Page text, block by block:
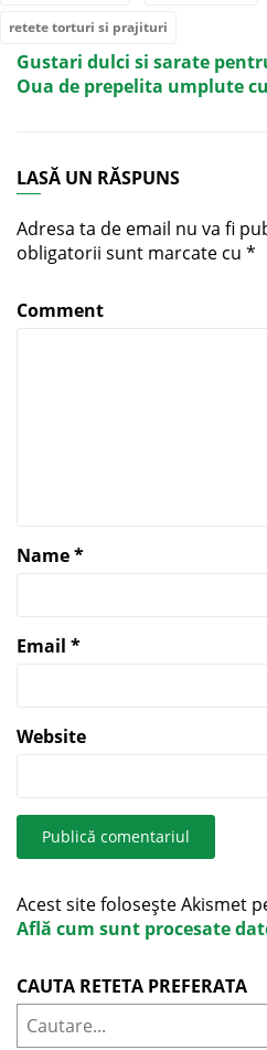
retete torturi si prajituri
Gustari dulci si sarate
Oua de prepelita umplute
LASĂ UN RĂSPUNS
Adresa ta de email nu va fi
obligatorii sunt marcate cu *
Comment
Name*
Email *
Website
Acest site folosește Akismet
Află cum sunt procesate
CAUTA RETETA PREFERATA